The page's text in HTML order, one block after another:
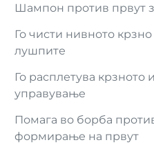
Шампон против првут
Го чисти нивното
лушпите
Го расплетува крзното
управување
Помага во борба
формирање на првут